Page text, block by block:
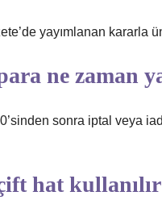
yayımlanan kararla
ne zaman
sonra iptal veya
hat kullanılır